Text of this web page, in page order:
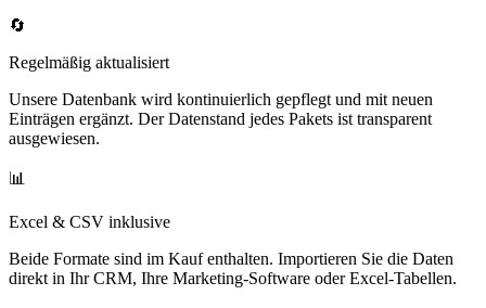
🔄
Regelmäßig aktualisiert
Unsere Datenbank wird kontinuierlich gepflegt und mit neuen
Einträgen ergänzt. Der Datenstand jedes Pakets ist transparent
ausgewiesen.
📊
Excel & CSV inklusive
Beide Formate sind im Kauf enthalten. Importieren Sie die Daten
direkt in Ihr CRM, Ihre Marketing-Software oder Excel-Tabellen.